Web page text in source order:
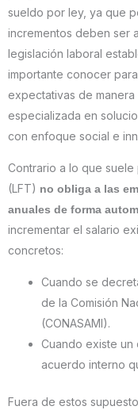
sueldo por ley, ya que
incrementos deben ser
legislación laboral
importante conocer
expectativas de
especializada en
con enfoque social e
Contrario a lo que
(LFT) no obliga a las
anuales de forma
incrementar el salario
concretos:
Cuando se
de la Comisión
(CONASAMI).
Cuando existe
acuerdo interno
Fuera de estos